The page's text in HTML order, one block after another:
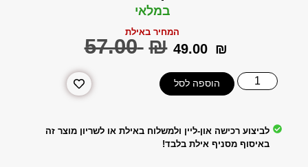
במלאי
המחיר באילת
‎57.00 ₪ ‎49.00 ₪
הוספה לסל
לביצוע רכישה און-ליין ולמשלוח באילת או לשריון מוצר זה
באיסוף מסניף אילת בלבד!